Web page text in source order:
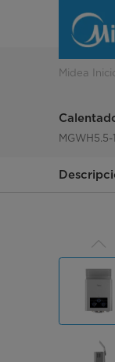
Calentador
Midea
MGWH5.5-